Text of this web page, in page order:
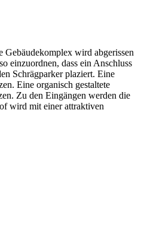
Gebäudekomplex wird abgerissen
einzuordnen, dass ein Anschluss
Schrägparker plaziert. Eine
Eine organisch gestaltete
Zu den Eingängen werden die
wird mit einer attraktiven